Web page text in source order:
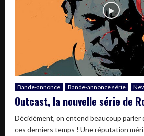
Bande-annonce Bande-annonce série
Outcast, la nouvelle série de
Décidément, on entend beaucoup parler
ces derniers temps ! Une réputation